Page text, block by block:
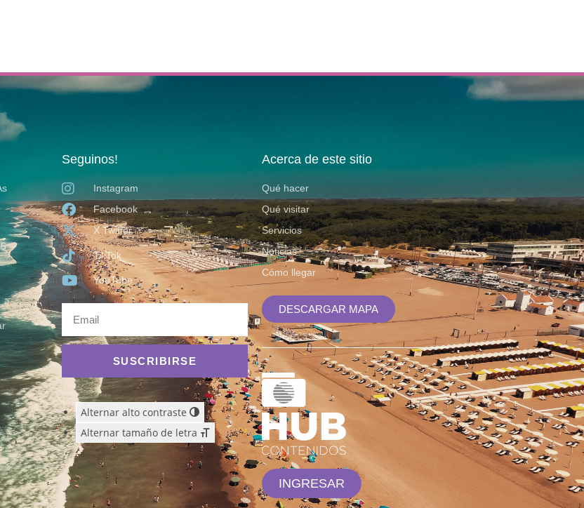
Seguinos!
Instagram
Facebook
X Twitter
TikTok
YouTube
SUSCRIBIRSE
Alternar alto contraste
Alternar tamaño de letra
Acerca de este sitio
Qué hacer
Qué visitar
Servicios
Noticias
Cómo llegar
DESCARGAR MAPA
INGRESAR